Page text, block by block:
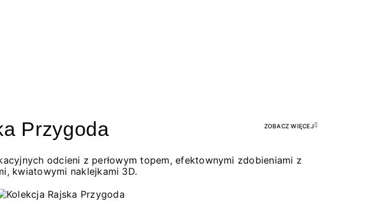
Przygoda ZOBACZ WIĘCEJ
odcieni z perłowym topem, efektownymi zdobieniami z
kwiatowymi naklejkami 3D.